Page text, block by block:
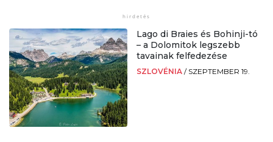
Lago di Braies és Bohinji-tó
– a Dolomitok legszebb
tavainak felfedezése
SZLOVÉNIA / SZEPTEMBER 19.